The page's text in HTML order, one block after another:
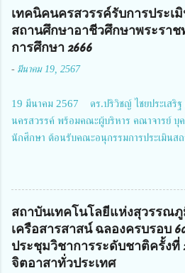
การเสียชีวิตให้สอดคล้องกับเป้าหมายแผนแ
2567 โดยมี ดร.วิภารัตน์ ดีอ่อง ผู้อำนวยการ
ประธานในพิธีเปิดพร้อมให้นโยบายการผลักดั
การประชุมในครั้งนี้ นางสาวสตตกมล เกียรติ
Richmond Stylish Convention Hotel จัง
ผู้อำนวยการสำนักงานการวิจัยแห่งชาติ กล่าว
จัดการทุนวิจัยและนวัตกรรมได้เล็งเห็นถึงคว
เทคนิคนครสวรรค์รับการประเ
สถานศึกษาอาชีวศึกษาพระราช
การศึกษา 2666
- มีนาคม 19, 2567
19 มีนาคม 2567 ดร.ปริวิชญ์ ไชยประเสริฐ
นครสวรรค์ พร้อมคณะผู้บริหาร คณาจารย์ บุ
นักศึกษา ต้อนรับคณะอนุกรรมการประเมินสถ
นายจักรภพ เนวะมาตย์ ผู้อำนวยการวิทยาลั
รมการฯ 1.นายวณิชา คณะใน ผู้ทรงคุณวุฒิ
การวิทยาลัยสารพัดช่างกำแพงเพชร 3.นางส
การวิทยาลัยการอาชีพบ้านตาก 4.นางเพ็ญศรี
การอาชีพรัตนประสิทธิ์วิทย์ 5.นายธเนศ คงวั
เกษตรและเทคโนโลยีพิจิตร 6.นายชัยณรงค์ ค
สถาบันเทคโนโลยีแห่งสุวรรณ
เครือสารสาสน์ ฉลองครบรอบ
ประชุมวิชาการระดับชาติครั้งที่
จิตอาสาทั่วประเทศ